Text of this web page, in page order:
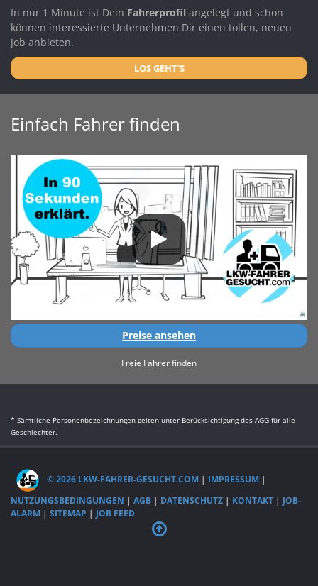
In nur 1 Minute ist Dein Fahrerprofil angelegt und schon
können interessierte Unternehmen Dir einen tollen, neuen
Job anbieten.
LOS GEHT'S
Einfach Fahrer finden
Preise ansehen
Freie Fahrer finden
* Sämtliche Personenbezeichnungen gelten unter Berücksichtigung des AGG für alle
Geschlechter.
© 2026 LKW-FAHRER-GESUCHT.COM | IMPRESSUM |
NUTZUNGSBEDINGUNGEN | AGB | DATENSCHUTZ | KONTAKT | JOB-
ALARM | SITEMAP | JOB FEED